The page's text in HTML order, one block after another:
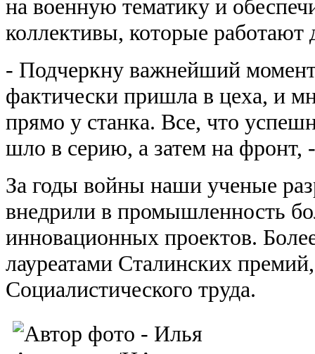
на военную тематику и
коллективы, которые работают
- Подчеркну важнейший
фактически пришла в цеха, и
прямо у станка. Все, что
шло в серию, а затем на
За годы войны наши ученые
внедрили в промышленность
инновационных проектов.
лауреатами Сталинских
Социалистического труда.